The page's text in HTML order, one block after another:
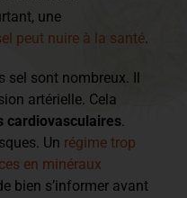
une
peut nuire à la santé.
sel sont nombreux. Il
artérielle. Cela
cardiovasculaires.
Un régime trop
en minéraux
bien s’informer avant